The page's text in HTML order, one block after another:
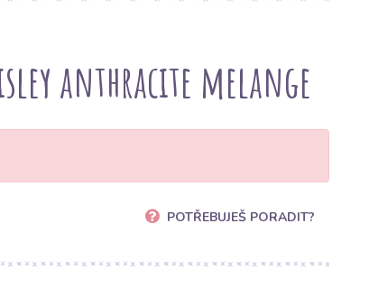
anthracite melange
POTŘEBUJEŠ PORADIT?